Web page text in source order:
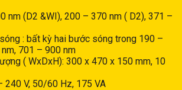
nm (D2 &WI), 200 – 370 nm ( D2), 371 –
: bất kỳ hai bước sóng trong 190 –
701 – 900 nm
( WxDxH): 300 x 470 x 150 mm, 10
240 V, 50/60 Hz, 175 VA